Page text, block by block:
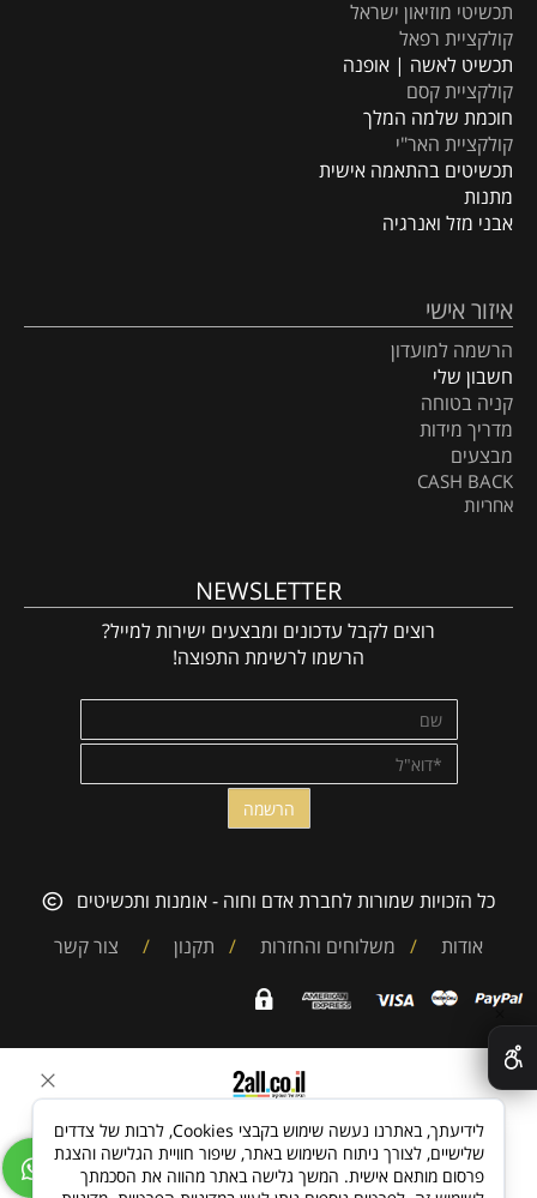
תכשיטי מוזיאון ישראל
קולקציית רפאל
תכשיט לאשה | אופנה
קולקציית קסם
חוכמת שלמה המלך
קולקציית האר"י
תכשיטים בהתאמה אישית
מתנות
אבני מזל ואנרגיה
איזור אישי
הרשמה למועדון
חשבון שלי
קניה בטוחה
מדריך מידות
מבצעים
CASH BACK
אחריות
NEWSLETTER
רוצים לקבל עדכונים ומבצעים ישירות למייל?
הרשמו לרשימת התפוצה!
כל הזכויות שמורות לחברת אדם וחוה - אומנות ותכשיטים
אודות
/ משלוחים והחזרות / תקנון / צור קשר
לידיעתך, באתרנו נעשה שימוש בקבצי Cookies, לרבות של צדדים
שלישיים, לצורך ניתוח השימוש באתר, שיפור חוויית הגלישה והצגת
פרסום מותאם אישית. המשך גלישה באתר מהווה את הסכמתך